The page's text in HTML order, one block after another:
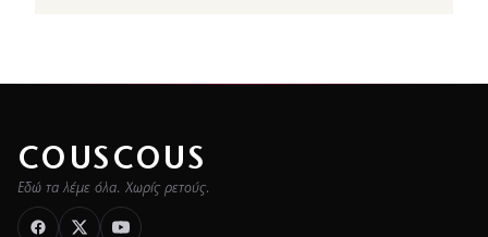
COUSCOUS
Εδώ τα λέμε όλα. Χωρίς ρετούς.